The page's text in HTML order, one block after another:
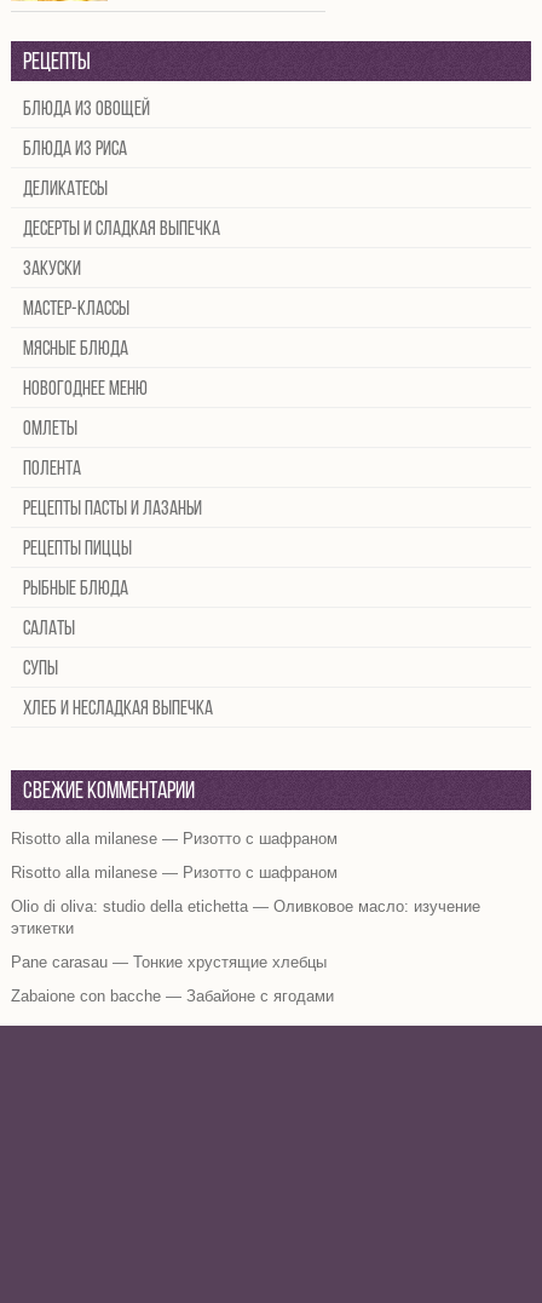
Рецепты
Блюда из овощей
Блюда из риса
Деликатесы
Десерты и сладкая выпечка
Закуски
Мастер-классы
Мясные блюда
Новогоднее меню
Омлеты
Полента
Рецепты пасты и лазаньи
Рецепты пиццы
Рыбные блюда
Салаты
Супы
Хлеб и несладкая выпечка
Свежие комментарии
Risotto alla milanese — Ризотто с шафраном
Risotto alla milanese — Ризотто с шафраном
Olio di oliva: studio della etichetta — Оливковое масло: изучение
этикетки
Pane carasau — Тонкие хрустящие хлебцы
Zabaione con bacche — Забайоне с ягодами